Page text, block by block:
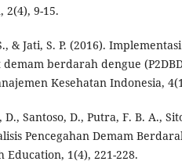
2(4), 9-15.
& Jati, S. P. (2016).
berdarah dengue
Kesehatan Indonesia,
Santoso, D., Putra, F. B. A.,
Pencegahan Demam
1(4), 221-228.